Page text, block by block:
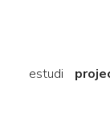
estudi